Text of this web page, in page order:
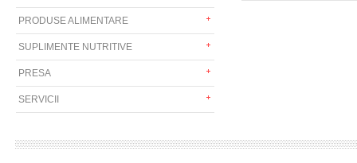
PRODUSE ALIMENTARE
SUPLIMENTE NUTRITIVE
PRESA
SERVICII